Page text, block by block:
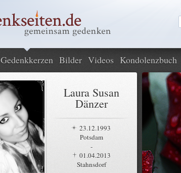
Gedenkkerzen Bilder Videos Kondolenzbuch
Laura Susan
Dänzer
23.12.1993
Potsdam
-
01.04.2013
Stahnsdorf